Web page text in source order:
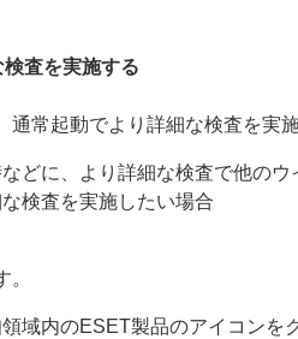
査を実施する
通常起動でより詳細な検査を実
どに、より詳細な検査で他の
検査を実施したい場合
域内のESET製品のアイコンを